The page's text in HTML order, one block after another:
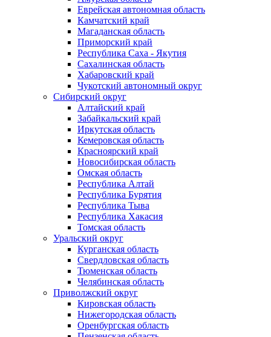
Еврейская автономная область
Камчатский край
Магаданская область
Приморский край
Республика Саха - Якутия
Сахалинская область
Хабаровский край
Чукотский автономный округ
Сибирский округ
Алтайский край
Забайкальский край
Иркутская область
Кемеровская область
Красноярский край
Новосибирская область
Омская область
Республика Алтай
Республика Бурятия
Республика Тыва
Республика Хакасия
Томская область
Уральский округ
Курганская область
Свердловская область
Тюменская область
Челябинская область
Приволжский округ
Кировская область
Нижегородская область
Оренбургская область